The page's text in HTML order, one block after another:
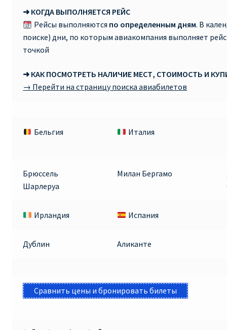
➜ КОГДА ВЫПОЛНЯЕТСЯ РЕЙС
Рейсы выполняются по определенным дням. В
поиске) дни, по которым авиакомпания выполняет
точкой
➜ КАК ПОСМОТРЕТЬ НАЛИЧИЕ МЕСТ, СТОИМОСТЬ И
→ Перейти на страницу поиска авиабилетов
Бельгия
Италия
Брюссель
Шарлеруа
Милан Бергамо
Ирландия Испания
Дублин Аликанте
Сравнить цены и бронировать билеты